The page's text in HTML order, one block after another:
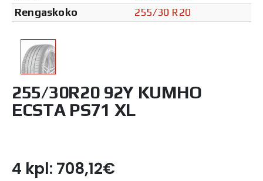
Rengaskoko
255/30 R20
255/30R20 92Y KUMHO
ECSTA PS71 XL
4 kpl: 708,12€